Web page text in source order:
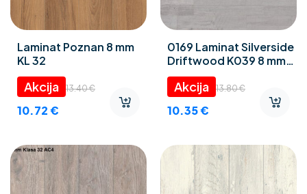
Laminat Poznan 8 mm
KL 32
13.40€
10.72€
0169 Laminat Silverside
Driftwood K039 8 mm
KL32
13.80€
10.35€